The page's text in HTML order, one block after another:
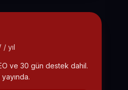
/ yıl
ve 30 gün destek dahil.